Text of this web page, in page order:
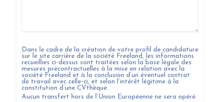
Dans le cadre de la création de votre profil de candidature
sur le site carrière de la société Freeland , les informations
recueillies ci-dessus sont traitées selon la base légale des
mesures précontractuelles à la mise en relation avec la
société Freeland et à la conclusion d’un éventuel contrat
de travail avec celle-ci, et selon l’intérêt légitime à la
constitution d’une CVthèque.
Aucun transfert hors de l’Union Européenne ne sera opéré.